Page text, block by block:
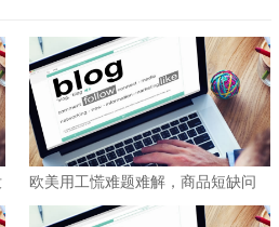
欧美用工慌难题难解，商品短缺问
题可能会持续到圣诞节后